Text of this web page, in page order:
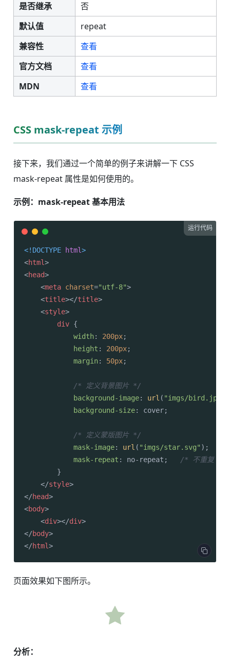
是否继承
否
默认值
repeat
兼容性
查看
官方文档
查看
MDN
查看
CSS mask-repeat 示例
接下来，我们通过一个简单的例子来讲解一下 CSS
mask-repeat 属性是如何使用的。
示例：mask-repeat 基本用法
运行代码
<!DOCTYPE html>
<html>
<head>
<meta charset="utf-8">
<title></title>
<style>
div {
width: 200px;
height : 200px;
margin: 50px;
/* 定义背景图片 */
background-image: url ( "imgs/bird.jpg"
background-size: cover;
/* 定义蒙版图片 */
mask-image: url ( "imgs/star.svg" );
mask-repeat : no-repeat;
/* 不重复 */
        }
</style>
</head>
<body>
<div></div>
</body>
</html>
页面效果如下图所示。
分析：